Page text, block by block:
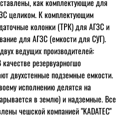
как комплектующие для
целиком. К комплектующим
колонки (ТРК) для АГЗС и
для АГЗС (емкости для СУГ).
ведущих производителей:
качестве резервуарногшо
двухстенные подземные емкости.
исполнению делятся на
в землю) и надземные. Все
чешской компанией "KADATEC"